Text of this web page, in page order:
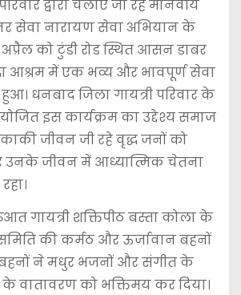
द्वारा चलाए जा रहे मानवीय
सेवा नारायण सेवा अभियान के
को टुंडी रोड स्थित आसन डाबर
आश्रम में एक भव्य और भावपूर्ण सेवा
धनबाद जिला गायत्री परिवार के
इस कार्यक्रम का उद्देश्य समाज
जीवन जी रहे वृद्ध जनों को
उनके जीवन में आध्यात्मिक चेतना
गायत्री शक्तिपीठ बस्ता कोला के
की कर्मठ और ऊर्जावान बहनों
बहनों ने मधुर भजनों और संगीत के
वातावरण को भक्तिमय कर दिया।